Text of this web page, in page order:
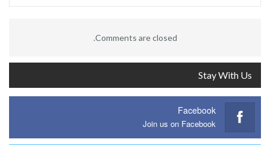
Comments are closed.
Stay With Us
Facebook
Join us on Facebook